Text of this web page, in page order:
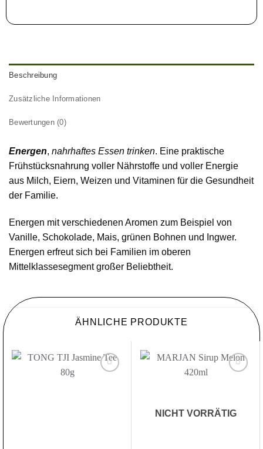
Beschreibung
Zusätzliche Informationen
Bewertungen (0)
Energen, nahrhaftes Essen trinken. Eine praktische
Frühstücksnahrung voller Nährstoffe und voller Energie
aus Milch, Eiern, Weizen und Vitaminen für die Gesundheit
der Familie.
Energen mit verschiedenen Aromen zum Beispiel von
Vanille, Schokolade, Mais, grünen Bohnen und Ingwer.
Energen erfreut sich bei Familien im oberen
Mittelklassesegment großer Beliebtheit.
ÄHNLICHE PRODUKTE
NICHT VORRÄTIG